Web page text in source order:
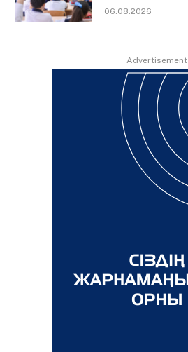
06.08.2026
Advertisement